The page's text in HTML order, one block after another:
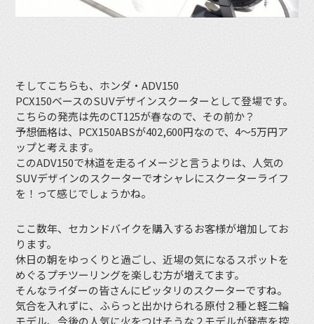
そしてこちらも、ホンダ・ADV150
PCX150ベースのSUVデザインスクーターとして登場です。
こちらの発売は先のCT125が春なので、その前か？
予想価格は、PCX150ABSが402,600円なので、4〜5万円ア
ップと考えます。
このADV150で林道を走るイメージと言うよりは、人気の
SUVデザインのスクーターでオシャレにスクーターライフ
を！って感じでしょうかね。
ここ数年、セカンドバイクを購入するお客様が増加してお
ります。
休日の朝をゆっくりと過ごし、近場の気になるスポットを
めぐるプチツーリングを楽しむ方が増えてます。
そんなライダーの皆さんにピッタリのスクーターですね。
気合を入れずに、ふらっと出かけられる原付２種と軽二輪
モデル、今後の人気に火をつけそうな２モデルが発売を控